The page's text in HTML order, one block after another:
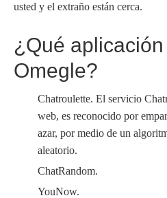
usted y el extraño están cerca.
¿Qué
Omegle?
Chatroulette. El servicio
web, es reconocido por
azar, por medio de un
aleatorio.
ChatRandom.
YouNow.